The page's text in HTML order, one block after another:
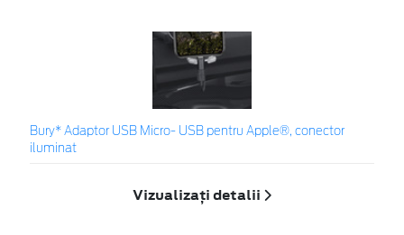
Bury* Adaptor USB Micro- USB pentru Apple®, conector
iluminat
Vizualizați detalii